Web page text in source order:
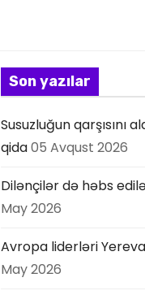
Son yazılar
Susuzluğun qarşısını
qida05 Avqust 2026
Dilənçilər də həbs
May 2026
Avropa liderləri
May 2026